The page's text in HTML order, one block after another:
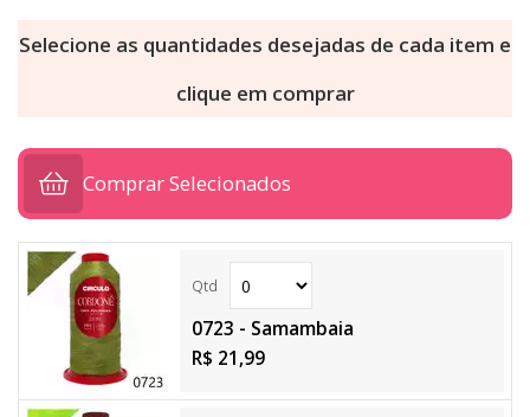
Selecione as quantidades desejadas de cada item e
clique em comprar
Comprar Selecionados
0723 - Samambaia
R$ 21,99